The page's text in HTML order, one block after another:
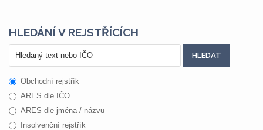
HLEDÁNÍ V REJSTŘÍCÍCH
Obchodní rejstřík
ARES dle IČO
ARES dle jména / názvu
Insolvenční rejstřík